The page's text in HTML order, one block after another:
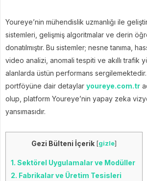
Youreye’nin mühendislik uzmanlığı ile
sistemleri, gelişmiş algoritmalar ve derin
donatılmıştır. Bu sistemler; nesne tanıma,
video analizi, anomali tespiti ve akıllı trafik
alanlarda üstün performans
portföyüne dair detaylar youreye.com.tr
olup, platform Youreye’nin yapay zeka
yansımasıdır.
Gezi Bülteni İçerik [gizle]
1. Sektörel Uygulamalar ve Modüller
2. Fabrikalar ve Üretim Tesisleri